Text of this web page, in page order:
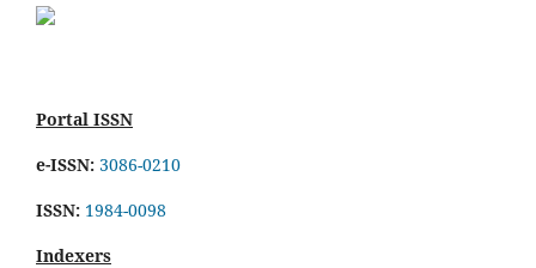
Portal ISSN
e-ISSN: 3086-0210
ISSN: 1984-0098
Indexers